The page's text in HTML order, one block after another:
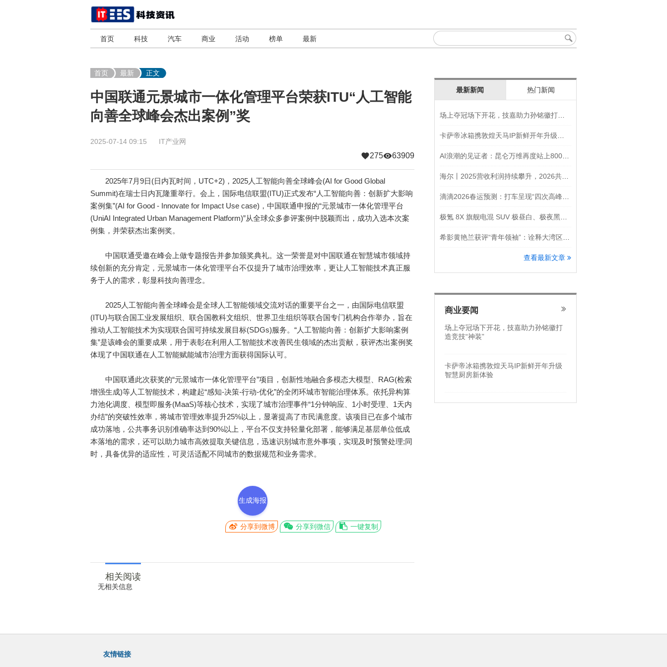
首页 科技 汽车 商业 活动 榜单 最新
首页 最新 正文
中国联通元景城市一体化管理平台荣获ITU“人工智能
向善全球峰会杰出案例”奖
2025-07-14 09:15 IT产业网
275 63909
2025年7月9日(日内瓦时间，UTC+2)，2025人工智能向善全球峰会(AI for Good Global
Summit)在瑞士日内瓦隆重举行。会上，国际电信联盟(ITU)正式发布“人工智能向善：创新扩大影响
案例集”(AI for Good - Innovate for Impact Use case)，中国联通申报的“元景城市一体化管理平台
(UniAI Integrated Urban Management Platform)”从全球众多参评案例中脱颖而出，成功入选本次案
例集，并荣获杰出案例奖。
中国联通受邀在峰会上做专题报告并参加颁奖典礼。这一荣誉是对中国联通在智慧城市领域持
续创新的充分肯定，元景城市一体化管理平台不仅提升了城市治理效率，更让人工智能技术真正服
务于人的需求，彰显科技向善理念。
2025人工智能向善全球峰会是全球人工智能领域交流对话的重要平台之一，由国际电信联盟
(ITU)与联合国工业发展组织、联合国教科文组织、世界卫生组织等联合国专门机构合作举办，旨在
推动人工智能技术为实现联合国可持续发展目标(SDGs)服务。“人工智能向善：创新扩大影响案例
集”是该峰会的重要成果，用于表彰在利用人工智能技术改善民生领域的杰出贡献，获评杰出案例奖
体现了中国联通在人工智能赋能城市治理方面获得国际认可。
中国联通此次获奖的“元景城市一体化管理平台”项目，创新性地融合多模态大模型、RAG(检索
增强生成)等人工智能技术，构建起“感知-决策-行动-优化”的全闭环城市智能治理体系。依托异构算
力池化调度、模型即服务(MaaS)等核心技术，实现了城市治理事件“1分钟响应、1小时受理、1天内
办结”的突破性效率，将城市管理效率提升25%以上，显著提高了市民满意度。该项目已在多个城市
成功落地，公共事务识别准确率达到90%以上，平台不仅支持轻量化部署，能够满足基层单位低成
本落地的需求，还可以助力城市高效提取关键信息，迅速识别城市意外事项，实现及时预警处理;同
时，具备优异的适应性，可灵活适配不同城市的数据规范和业务需求。
生成海报
分享到微博 分享到微信 一键复制
相关阅读
无相关信息
最新新闻 热门新闻
查看最新文章
商业要闻
场上夺冠场下开花，技嘉助力孙铭徽打
造竞技“神装”
卡萨帝冰箱携敦煌天马IP新鲜开年升级
智慧厨房新体验
友情链接